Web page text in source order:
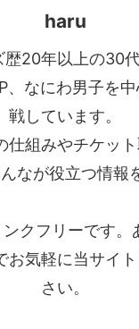
haru
歴20年以上の30代
、なにわ男子を
戦しています。
仕組みやチケッ
なが役立つ情報
クフリーです。
お気軽に当サイ
さい。